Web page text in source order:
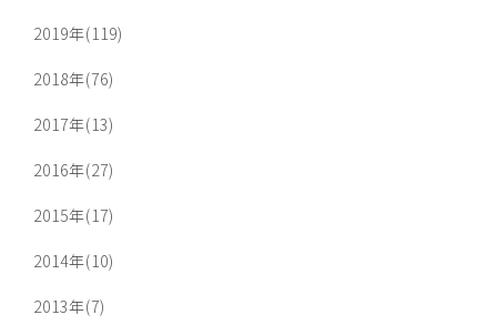
2019年(119)
2018年(76)
2017年(13)
2016年(27)
2015年(17)
2014年(10)
2013年(7)